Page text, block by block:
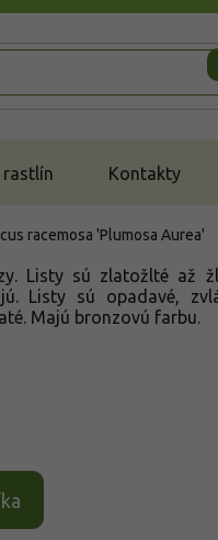
rastlín Kontakty
racemosa 'Plumosa Aurea'
Listy sú zlatožlté až
Listy sú opadavé,
Majú bronzovú farbu.